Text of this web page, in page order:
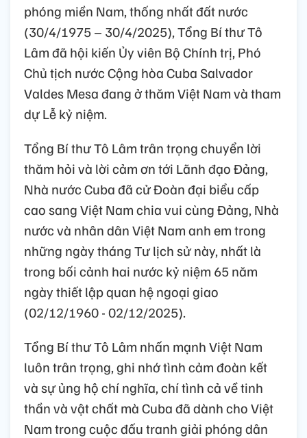
phóng miền Nam, thống nhất đất nước
(30/4/1975 – 30/4/2025), Tổng Bí thư Tô
Lâm đã hội kiến Ủy viên Bộ Chính trị, Phó
Chủ tịch nước Cộng hòa Cuba Salvador
Valdes Mesa đang ở thăm Việt Nam và tham
dự Lễ kỷ niệm.
Tổng Bí thư Tô Lâm trân trọng chuyển lời
thăm hỏi và lời cảm ơn tới Lãnh đạo Đảng,
Nhà nước Cuba đã cử Đoàn đại biểu cấp
cao sang Việt Nam chia vui cùng Đảng, Nhà
nước và nhân dân Việt Nam anh em trong
những ngày tháng Tư lịch sử này, nhất là
trong bối cảnh hai nước kỷ niệm 65 năm
ngày thiết lập quan hệ ngoại giao
(02/12/1960 - 02/12/2025).
Tổng Bí thư Tô Lâm nhấn mạnh Việt Nam
luôn trân trọng, ghi nhớ tình cảm đoàn kết
và sự ủng hộ chí nghĩa, chí tình cả về tinh
thần và vật chất mà Cuba đã dành cho Việt
Nam trong cuộc đấu tranh giải phóng dân